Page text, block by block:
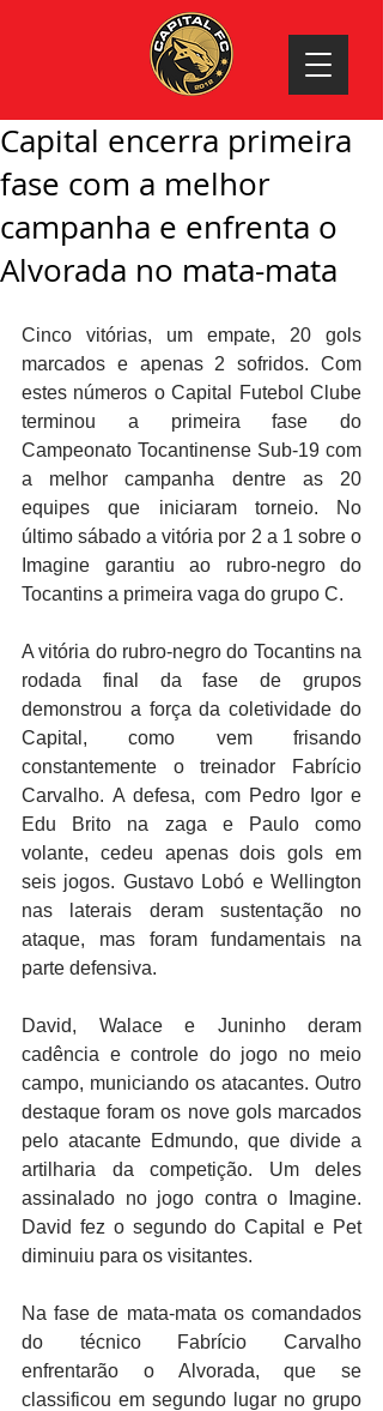
Capital encerra primeira
fase com a melhor
campanha e enfrenta o
Alvorada no mata-mata
Cinco vitórias, um empate, 20 gols
marcados e apenas 2 sofridos. Com
estes números o Capital Futebol Clube
terminou a primeira fase do
Campeonato Tocantinense Sub-19 com
a melhor campanha dentre as 20
equipes que iniciaram torneio. No
último sábado a vitória por 2 a 1 sobre o
Imagine garantiu ao rubro-negro do
Tocantins a primeira vaga do grupo C.
A vitória do rubro-negro do Tocantins na
rodada final da fase de grupos
demonstrou a força da coletividade do
Capital, como vem frisando
constantemente o treinador Fabrício
Carvalho. A defesa, com Pedro Igor e
Edu Brito na zaga e Paulo como
volante, cedeu apenas dois gols em
seis jogos. Gustavo Lobó e Wellington
nas laterais deram sustentação no
ataque, mas foram fundamentais na
parte defensiva.
David, Walace e Juninho deram
cadência e controle do jogo no meio
campo, municiando os atacantes. Outro
destaque foram os nove gols marcados
pelo atacante Edmundo, que divide a
artilharia da competição. Um deles
assinalado no jogo contra o Imagine.
David fez o segundo do Capital e Pet
diminuiu para os visitantes.
Na fase de mata-mata os comandados
do técnico Fabrício Carvalho
enfrentarão o Alvorada, que se
classificou em segundo lugar no grupo